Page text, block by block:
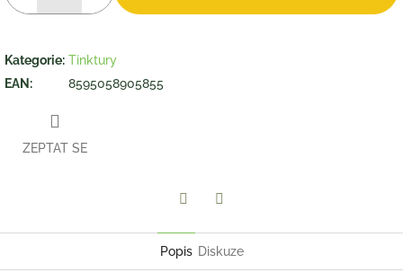
Kategorie: Tinktury
EAN : 8595058905855
ZEPTAT SE
Popis Diskuze